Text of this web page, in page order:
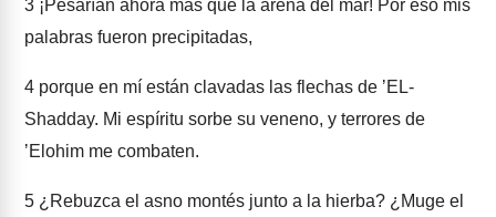
3 ¡Pesarían ahora más que la arena del mar! Por eso mis
palabras fueron precipitadas,
4 porque en mí están clavadas las flechas de ʼEL-
Shadday. Mi espíritu sorbe su veneno, y terrores de
ʼElohim me combaten.
5 ¿Rebuzca el asno montés junto a la hierba? ¿Muge el